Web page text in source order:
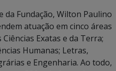
Fundação, Wilton Paulino
atuação em cinco áreas
Exatas e da Terra;
Humanas; Letras,
e Engenharia. Ao todo,